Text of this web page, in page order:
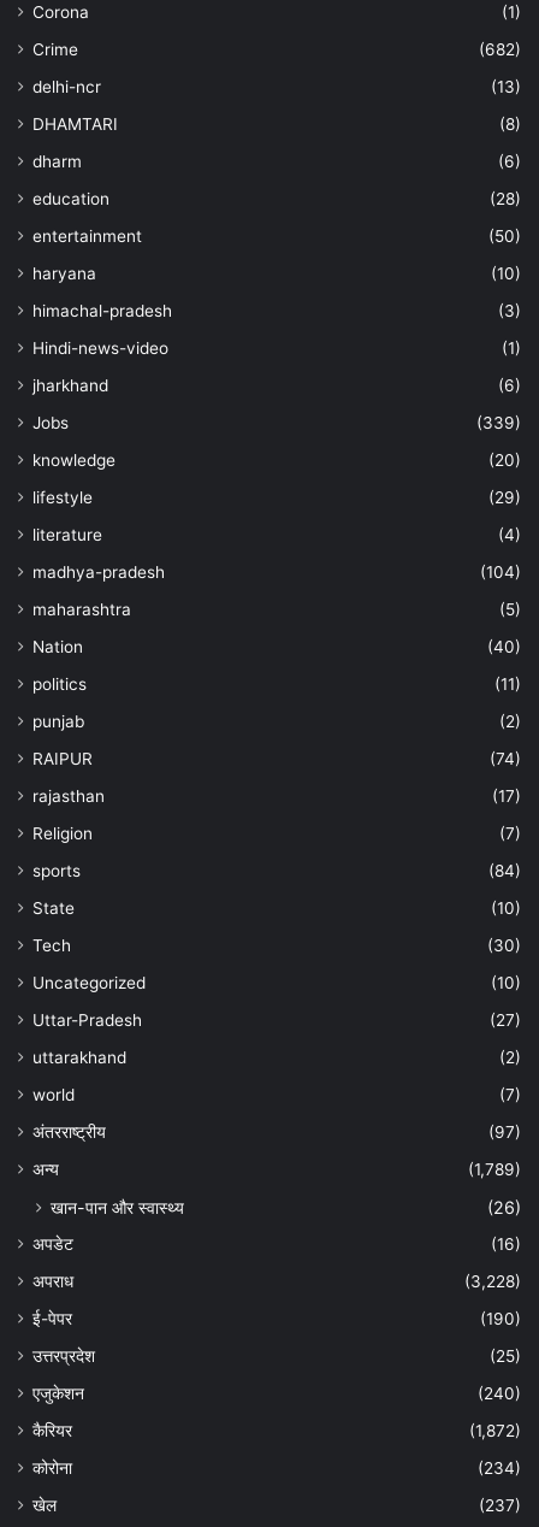
Corona
(1)
Crime
(682)
delhi-ncr
(13)
DHAMTARI
(8)
dharm
(6)
education
(28)
entertainment
(50)
haryana
(10)
himachal-pradesh
(3)
Hindi-news-video
(1)
jharkhand
(6)
Jobs
(339)
knowledge
(20)
lifestyle
(29)
literature
(4)
madhya-pradesh
(104)
maharashtra
(5)
Nation
(40)
politics
(11)
punjab
(2)
RAIPUR
(74)
rajasthan
(17)
Religion
(7)
sports
(84)
State
(10)
Tech
(30)
Uncategorized
(10)
Uttar-Pradesh
(27)
uttarakhand
(2)
world
(7)
अंतरराष्ट्रीय
(97)
अन्‍य
(1,789)
खान-पान और स्वास्थ्य (26)
अपडेट
(16)
अपराध
(3,228)
ई-पेपर
(190)
उत्तरप्रदेश
(25)
एजुकेशन
(240)
कैरियर
(1,872)
कोरोना
(234)
खेल
(237)